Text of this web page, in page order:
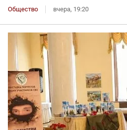
Общество вчера, 19:20